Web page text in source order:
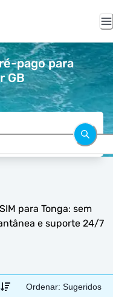
pago para
GB
para Tonga: sem
e suporte 24/7
Ordenar: Sugeridos